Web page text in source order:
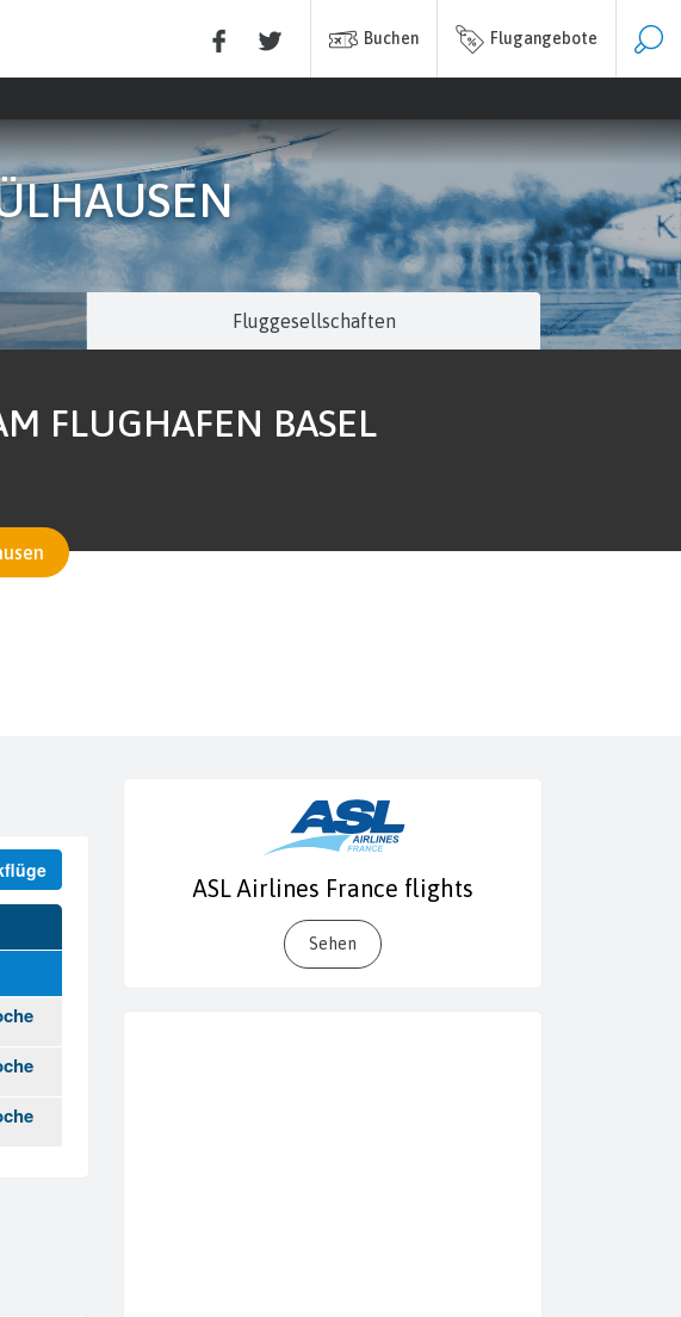
Buchen Flugangebote
Fluggesellschaften
FLUGHAFEN BASEL
ASL Airlines France flights
Sehen